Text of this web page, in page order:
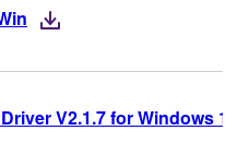
V2.1.7 for Windows 11/